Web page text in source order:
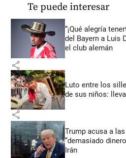
Te puede interesar
“¡Qué alegría
del Bayern a Luis
el club alemán
share
Luto entre los
de sus niños:
share
Trump acusa a
“demasiado
Irán